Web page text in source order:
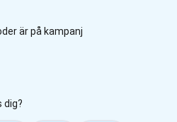
är på kampanj
dig?